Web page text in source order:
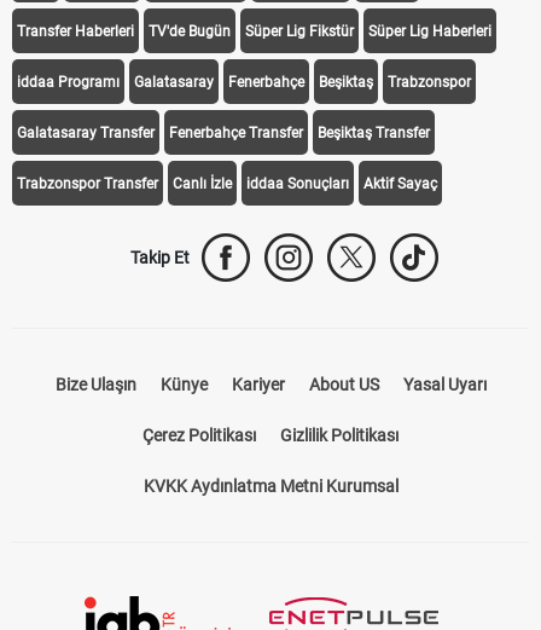
Transfer Haberleri TV'de Bugün Süper Lig Fikstür Süper Lig Haberleri
iddaa Programı Galatasaray Fenerbahçe Beşiktaş Trabzonspor
Galatasaray Transfer Fenerbahçe Transfer Beşiktaş Transfer
Trabzonspor Transfer Canlı İzle iddaa Sonuçları Aktif Sayaç
Takip Et
Bize Ulaşın Künye Kariyer About US Yasal Uyarı
Çerez Politikası Gizlilik Politikası
KVKK Aydınlatma Metni Kurumsal